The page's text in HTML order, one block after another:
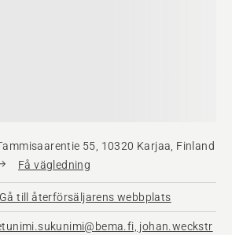
55, 10320 Karjaa, Finland
Få vägledning
Gå till återförsäljarens webbplats
johan.weckstr